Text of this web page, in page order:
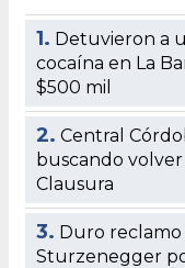
1. Detuvieron a
cocaína en La
$500 mil
2. Central
buscando
Clausura
3. Duro reclamo
Sturzenegger